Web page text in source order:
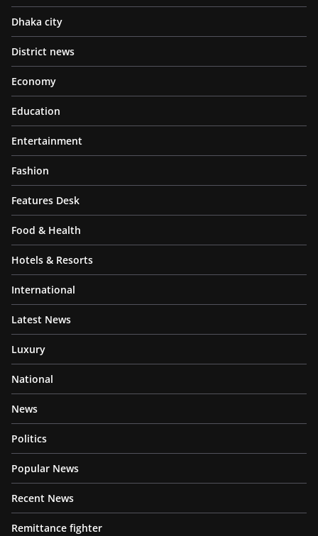
Dhaka city
District news
Economy
Education
Entertainment
Fashion
Features Desk
Food & Health
Hotels & Resorts
International
Latest News
Luxury
National
News
Politics
Popular News
Recent News
Remittance fighter